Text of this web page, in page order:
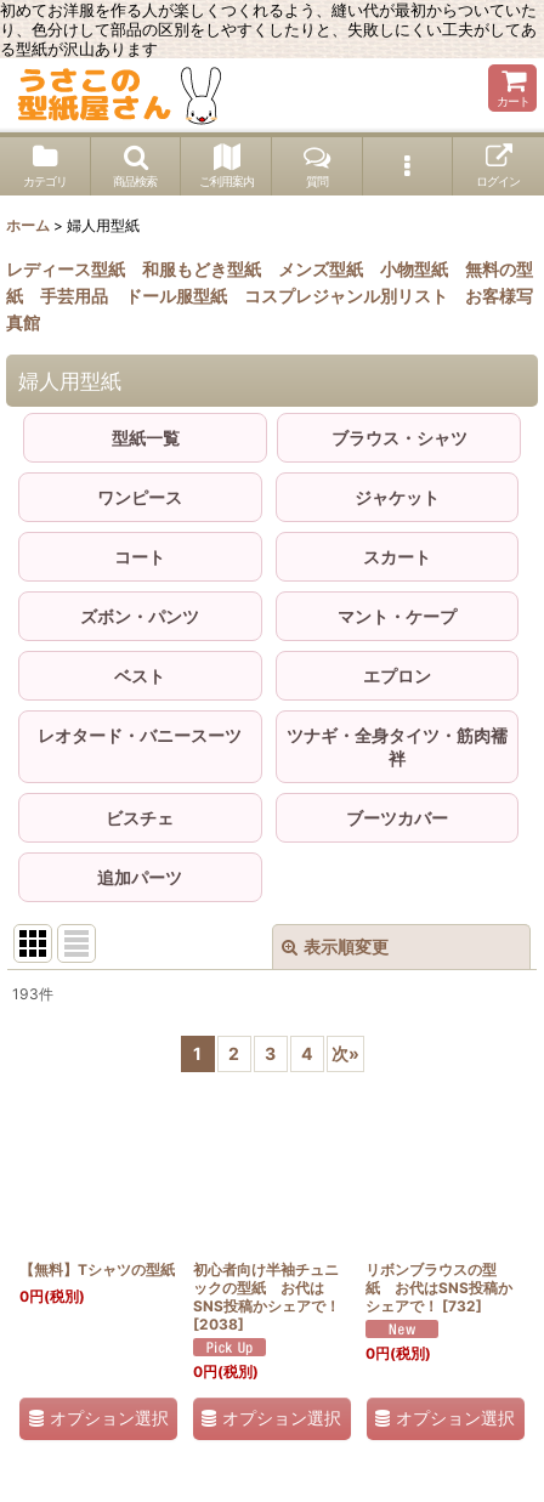
初めてお洋服を作る人が楽しくつくれるよう、縫い代が最初からついていた
り、色分けして部品の区別をしやすくしたりと、失敗しにくい工夫がしてあ
る型紙が沢山あります
カート
カテゴリ 商品検索 ご利用案内 質問 ログイン
ホーム > 婦人用型紙
レディース型紙 和服もどき型紙 メンズ型紙 小物型紙
無料の型
紙
手芸用品 ドール服型紙 コスプレジャンル別リスト
お客様写
真館
婦人用型紙
型紙一覧 ブラウス・シャツ
ワンピース ジャケット
コート スカート
ズボン・パンツ マント・ケープ
ベスト エプロン
レオタード・バニースーツ
ツナギ・全身タイツ・筋肉襦
袢
ビスチェ ブーツカバー
追加パーツ
表示順変更
193件
1 2 3 4 次»
【無料】Tシャツの型紙
0円(税別)
オプション選択
初心者向け半袖チュニ
ックの型紙 お代は
SNS投稿かシェアで！
[2038]
0円(税別)
オプション選択
リボンブラウスの型
紙 お代はSNS投稿か
シェアで！ [732]
0円(税別)
オプション選択